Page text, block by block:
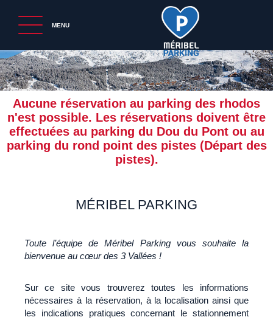
MENU
Aucune réservation au parking des rhodos
n'est possible. Les réservations doivent être
effectuées au parking du Dou du Pont ou au
parking du rond point des pistes (Départ des
pistes).
MÉRIBEL PARKING
Toute l’équipe de Méribel Parking vous souhaite la
bienvenue au cœur des 3 Vallées !
Sur ce site vous trouverez toutes les informations
nécessaires à la réservation, à la localisation ainsi que
les indications pratiques concernant le stationnement